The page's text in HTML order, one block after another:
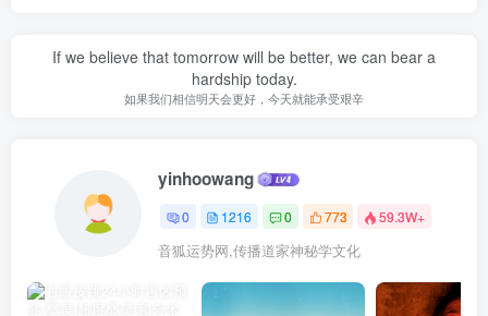
If we believe that tomorrow will be better, we can bear a
hardship today.
如果我们相信明天会更好，今天就能承受艰辛
yinhoowang
0 1216 0 773 59.3W+
音狐运势网,传播道家神秘学文化